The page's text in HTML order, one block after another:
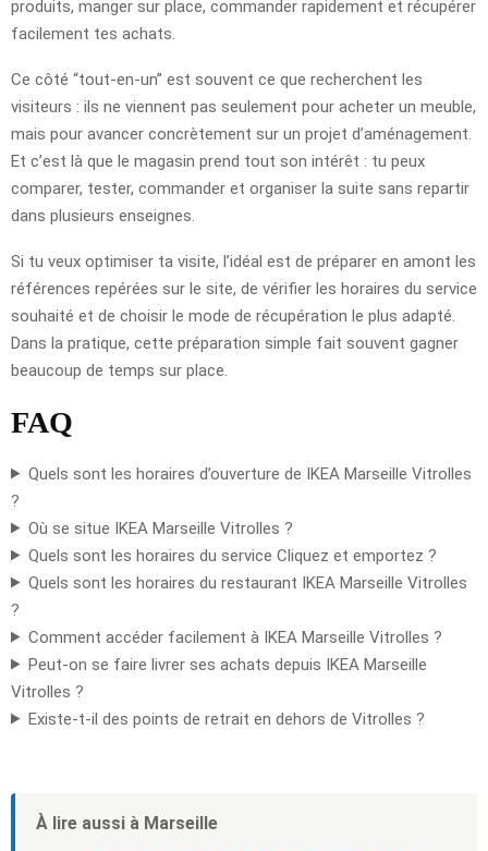
produits, manger sur place, commander rapidement et récupérer
facilement tes achats.
Ce côté “tout-en-un” est souvent ce que recherchent les
visiteurs : ils ne viennent pas seulement pour acheter un meuble,
mais pour avancer concrètement sur un projet d’aménagement.
Et c’est là que le magasin prend tout son intérêt : tu peux
comparer, tester, commander et organiser la suite sans repartir
dans plusieurs enseignes.
Si tu veux optimiser ta visite, l’idéal est de préparer en amont les
références repérées sur le site, de vérifier les horaires du service
souhaité et de choisir le mode de récupération le plus adapté.
Dans la pratique, cette préparation simple fait souvent gagner
beaucoup de temps sur place.
FAQ
Quels sont les horaires d’ouverture de IKEA Marseille Vitrolles
?
Où se situe IKEA Marseille Vitrolles ?
Quels sont les horaires du service Cliquez et emportez ?
Quels sont les horaires du restaurant IKEA Marseille Vitrolles
?
Comment accéder facilement à IKEA Marseille Vitrolles ?
Peut-on se faire livrer ses achats depuis IKEA Marseille
Vitrolles ?
Existe-t-il des points de retrait en dehors de Vitrolles ?
À lire aussi à Marseille